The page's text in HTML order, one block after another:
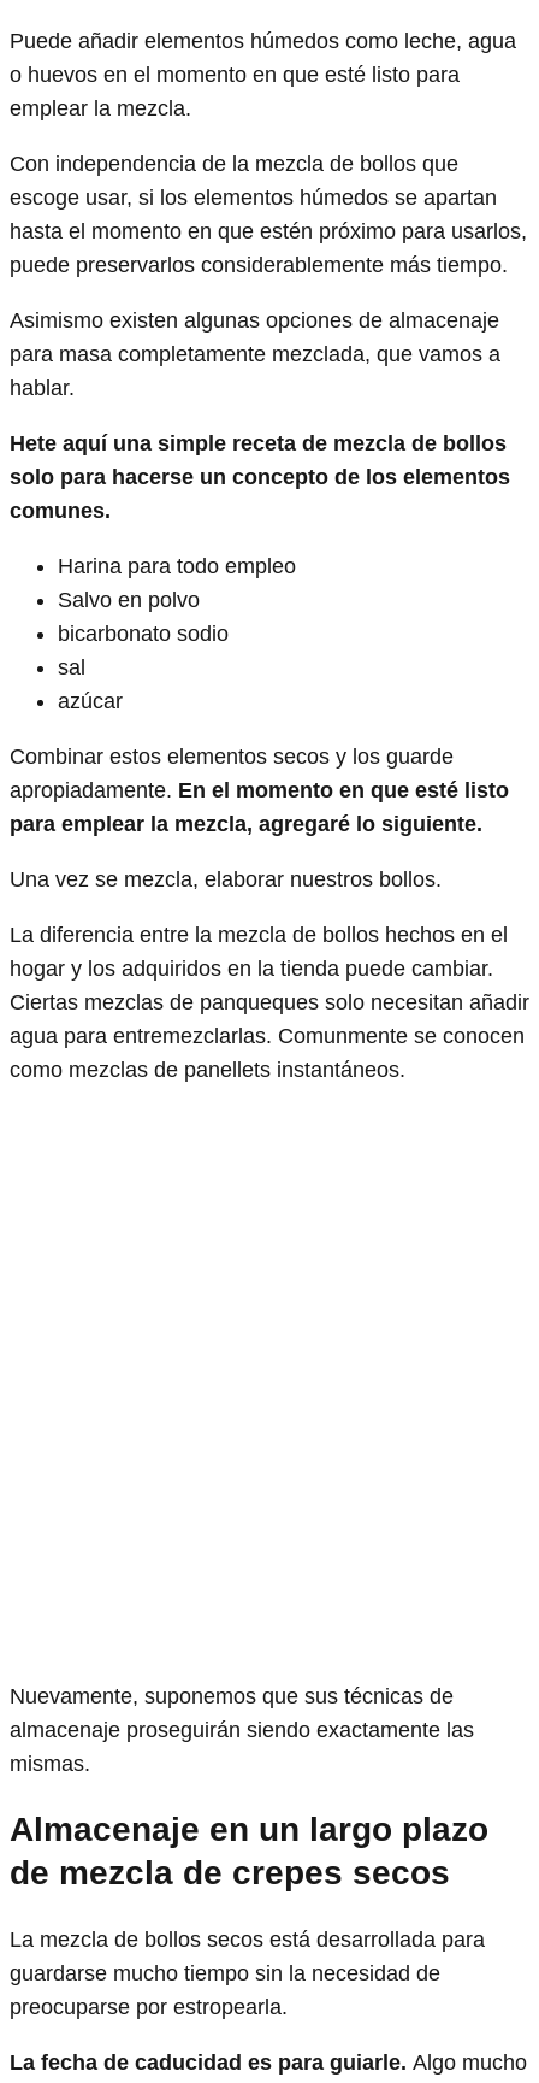
Puede añadir elementos húmedos como leche, agua
o huevos en el momento en que esté listo para
emplear la mezcla.
Con independencia de la mezcla de bollos que
escoge usar, si los elementos húmedos se apartan
hasta el momento en que estén próximo para usarlos,
puede preservarlos considerablemente más tiempo.
Asimismo existen algunas opciones de almacenaje
para masa completamente mezclada, que vamos a
hablar.
Hete aquí una simple receta de mezcla de bollos
solo para hacerse un concepto de los elementos
comunes.
Harina para todo empleo
Salvo en polvo
bicarbonato sodio
sal
azúcar
Combinar estos elementos secos y los guarde
apropiadamente. En el momento en que esté listo
para emplear la mezcla, agregaré lo siguiente.
Una vez se mezcla, elaborar nuestros bollos.
La diferencia entre la mezcla de bollos hechos en el
hogar y los adquiridos en la tienda puede cambiar.
Ciertas mezclas de panqueques solo necesitan añadir
agua para entremezclarlas. Comunmente se conocen
como mezclas de panellets instantáneos.
Nuevamente, suponemos que sus técnicas de
almacenaje proseguirán siendo exactamente las
mismas.
Almacenaje en un largo plazo
de mezcla de crepes secos
La mezcla de bollos secos está desarrollada para
guardarse mucho tiempo sin la necesidad de
preocuparse por estropearla.
La fecha de caducidad es para guiarle. Algo mucho